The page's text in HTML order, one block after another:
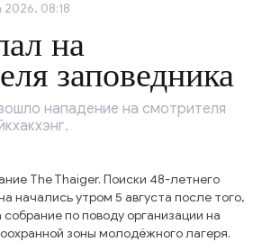
2026, 08:18
на
заповедника
нападение на смотрителя
The Thaiger. Поиски 48-летнего
начались утром 5 августа после того,
по поводу организации на
зоны молодёжного лагеря.